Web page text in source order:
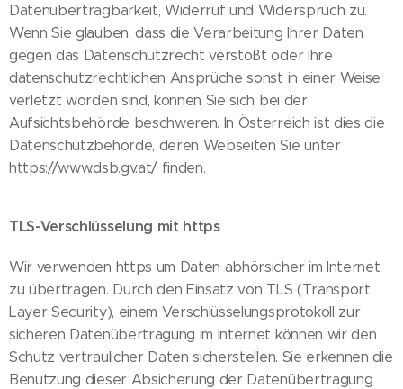
Datenübertragbarkeit, Widerruf und Widerspruch zu.
Wenn Sie glauben, dass die Verarbeitung Ihrer Daten
gegen das Datenschutzrecht verstößt oder Ihre
datenschutzrechtlichen Ansprüche sonst in einer Weise
verletzt worden sind, können Sie sich bei der
Aufsichtsbehörde beschweren. In Österreich ist dies die
Datenschutzbehörde, deren Webseiten Sie unter
https://www.dsb.gv.at/ finden.
TLS-Verschlüsselung mit https
Wir verwenden https um Daten abhörsicher im Internet
zu übertragen. Durch den Einsatz von TLS (Transport
Layer Security), einem Verschlüsselungsprotokoll zur
sicheren Datenübertragung im Internet können wir den
Schutz vertraulicher Daten sicherstellen. Sie erkennen die
Benutzung dieser Absicherung der Datenübertragung